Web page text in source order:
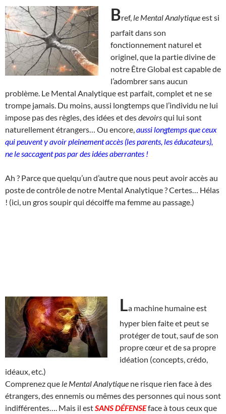
Bref, le Mental Analytiqueest si
parfait dans son
fonctionnement naturel et
originel, que la partie divine de
notre Être Global est capable de
l’adombrer sans aucun
problème. Le Mental Analytique est parfait, complet et ne se
trompe jamais. Du moins, aussi longtemps que l’individu ne lui
impose pas des règles, des idées et desdevoirsqui lui sont
naturellement étrangers… Ou encore, aussi longtemps que ceux
qui peuvent y avoir pleinement accès (les parents, les éducateurs),
ne le saccagent pas par des idées aberrantes !
Ah ? Parce que quelqu’un d’autre que nous peut avoir accès au
poste de contrôle de notre Mental Analytique ? Certes… Hélas
! (ici, un gros soupir qui décoiffe ma femme au passage.)
La machine humaine est
hyper bien faite et peut se
protéger de tout, sauf de son
propre cœur et de sa propre
idéation (concepts, crédo,
idéaux, etc.)
Comprenez que le Mental Analytique ne risque rien face à des
étrangers, des ennemis ou mêmes des personnes qui nous sont
indifférentes…. Mais il estSANS DÉFENSEface à tous ceux que